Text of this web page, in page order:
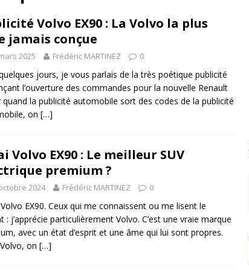
GTi : naissance d’une légende
Honda dévoile un spot publicitaire… confiné! ACTUS
Volvo EX90 : La Volvo la plus
jamais conçue
2025 Frédéric MARTINEZ 0
jours, je vous parlais de la très poétique publicité
l’ouverture des commandes pour la nouvelle Renault
quand la publicité automobile sort des codes de la publicité
on […]
Volvo EX90 : Le meilleur SUV
premium ?
2024 Frédéric MARTINEZ 0
EX90. Ceux qui me connaissent ou me lisent le
: j’apprécie particulièrement Volvo. C’est une vraie marque
avec un état d’esprit et une âme qui lui sont propres.
on […]